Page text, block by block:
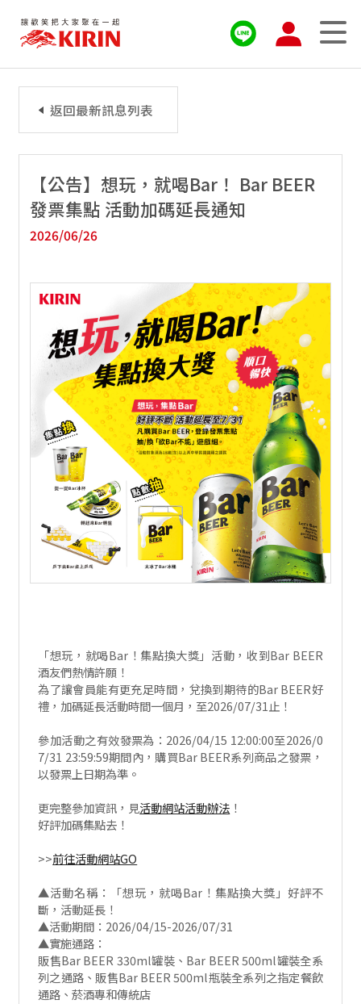
【公告】想玩，就喝Bar！ Bar BEER
發票集點 活動加碼延長通知
2026/06/26
「想玩，就喝Bar！集點換大獎」活動，收到Bar BEER
酒友們熱情許願！
為了讓會員能有更充足時間，兌換到期待的Bar BEER好
禮，加碼延長活動時間一個月，至2026/07/31止！
參加活動之有效發票為：2026/04/15 12:00:00至2026/0
7/31 23:59:59期間內，購買Bar BEER系列商品之發票，
以發票上日期為準。
更完整參加資訊，見活動網站活動辦法 ！
好評加碼集點去！
>>前往活動網站GO
▲活動名稱：「想玩，就喝Bar！集點換大獎」好評不
斷，活動延長！
▲活動期間：2026/04/15-2026/07/31
▲實施通路：
販售Bar BEER 330ml罐裝、Bar BEER 500ml罐裝全系
列之通路、販售Bar BEER 500ml瓶裝全系列之指定餐飲
通路、菸酒專和傳統店
返回最新訊息列表